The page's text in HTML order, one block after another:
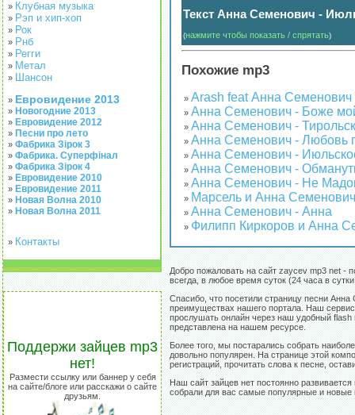
» Клубная музыка
» Рэп и хип-хоп
» Рок
» Рнб
» Регги
» Метал
» Шансон
» Евровидение 2013
» Новогодние 2013
» Евровидение 2012
» Песни про лето
» Фабрика Зірок 3
» Фабрика. Суперфінал
» Фабрика Зірок 4
» Евровидение 2010
» Евровидение 2011
» Новая Волна 2010
» Новая Волна 2011
» Контакты
Поддержи зайцев mp3
нет!
Размести ссылку или баннер у себя
на сайте/блоге или расскажи о сайте
друзьям.
Текст Анна Семенович -
(нажмите чтобы показать / спрятать)
Похожие mp3
» Arash feat Анна
» Анна Семенович - Боже
» Анна Семенович -
» Анна Семенович - Любовь
» Анна Семенович -
» Анна Семенович -
» Анна Семенович - Не
» Марсель и Анна
» Анна Семенович - Анна
» Филипп Киркоров и Анна
Добро пожаловать на сайт zaycev mp3 net -
всегда, в любое время суток (24 часа в
Спасибо, что посетили страницу песни
преимуществах нашего портала. Наш
прослушать онлайн через наш удобный flash
представлена на нашем ресурсе.
Более того, мы постарались собрать
довольно популярен. На странице этой
регистраций, прочитать слова к песне,
Наш сайт зайцев нет постоянно
собрали для вас самые популярные и